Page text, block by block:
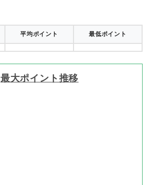
平均ポイント 最低ポイント
最大ポイント推移